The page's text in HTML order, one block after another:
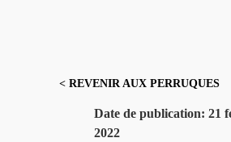
< REVENIR AUX PERRUQUES
Date de publication: 21
2022